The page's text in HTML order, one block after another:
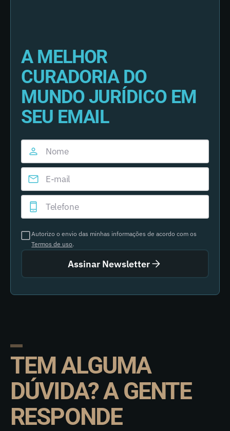
A MELHOR
CURADORIA DO
MUNDO JURÍDICO EM
SEU EMAIL
Autorizo o envio das minhas informações de acordo com os
Termos de uso.
Assinar Newsletter
TEM ALGUMA
DÚVIDA? A GENTE
RESPONDE